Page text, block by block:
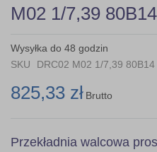
the
beginning
the
images
M02 1/7,39
Wysyłka do 48 godzin
SKU
DRC02 M02 1/7,39 80B14
825,33 zł Brutto
Przekładnia walcowa